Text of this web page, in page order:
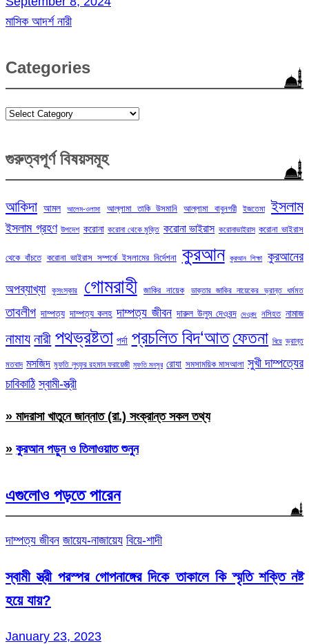
মাসিক আদর্শ নারী
Categories
Categories
গুরুত্বপূর্ণ বিষয়সমূহ
আকিদা আমল আলেম-ওলামা আল্লামা তাকি উসমানি আল্লামা বাবুনগরী ইজতেমা ইসলাম
ইসলাম গ্রহণ উপদেশ করোনা করোনা থেকে মুক্তি করোনা ভাইরাস করোনাভাইরাস করোনা ভাইরাস
থেকে বাঁচতে করোনা ভাইরাস সম্পর্কে ইসলামের নির্দেশনা কুরআন কুরআন শিক্ষা কুরআনের
অপব্যাখ্যা কুসংস্কার গোমরাহী জাকির নায়েক ডাক্তার জাকির নায়েকের ভ্রান্ত ধর্মমত
তাবলীগ দাম্পত্য দাম্পত্য কলহ দাম্পত্য জীবন দারুল উলুম দেওবন্দ দেওবন্দ নসিহত নামাজ
নামায নারী পথভ্রষ্টতা পর্দা প্রচলিত বিদ‘আত ফেতনা বিয়ে ভ্রান্ত
মতবাদ মসজিদ মুফতি লুৎফুর রহমান ফরায়েজী মুফতি মনসুর রোযা সমসাময়িক মাসআলা সুখী দাম্পত্যের
চাবিকাঠি স্বামী-স্ত্রী
» মাদরাসা খাতুনে জান্নাত (রা.) সংক্রান্ত সকল তথ্য
» কুরআন পড়ুন ও তিলাওয়াত শুনুন
এগুলোও পড়তে পারেন
দাম্পত্য জীবন জায়েয-নাজায়েয বিয়ে-শাদী
স্বামী স্ত্রী পরস্পর গোপনাঙ্গের দিকে তাকালে কি স্মৃতি শক্তি নষ্ট
হয়ে যায়?
January 23, 2023